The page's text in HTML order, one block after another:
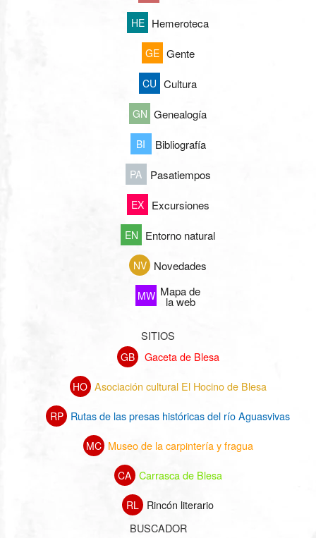
HE Hemeroteca
GE Gente
CU Cultura
GN Genealogía
BI Bibliografía
PA Pasatiempos
EX Excursiones
EN Entorno natural
NV Novedades
MW Mapa de
la web
SITIOS
GB Gaceta de Blesa
HO Asociación cultural El Hocino de Blesa
RP Rutas de las presas históricas del río Aguasvivas
MC Museo de la carpintería y fragua
CA Carrasca de Blesa
RL
Rincón literario
BUSCADOR